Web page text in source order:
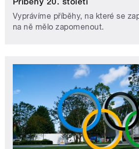
Vyprávíme příběhy, na které se
na ně mělo zapomenout.